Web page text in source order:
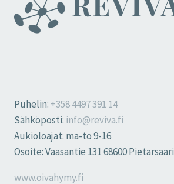
Puhelin: +358 4497 391 14
Sähköposti: info@reviva.fi
Aukioloajat: ma-to 9-16
Osoite: Vaasantie 131 68600 Pietarsaari
www.oivahymy.fi